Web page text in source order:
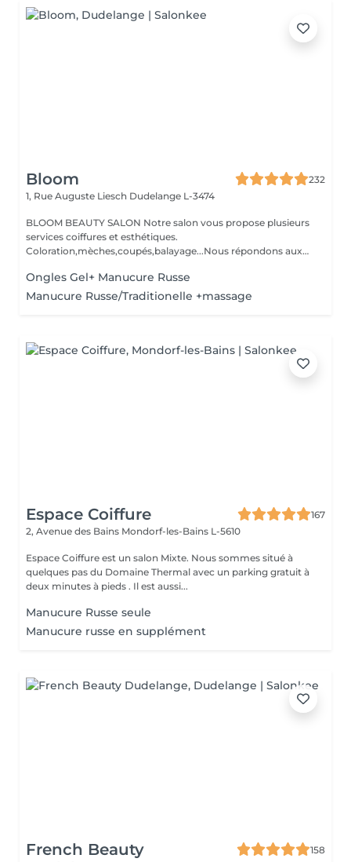
Bloom
232
1, Rue Auguste Liesch Dudelange L-3474
BLOOM BEAUTY SALON Notre salon vous propose plusieurs
services coiffures et esthétiques.
Coloration,mèches,coupés,balayage...Nous répondons aux
Ongles Gel+ Manucure Russe
Manucure Russe/Traditionelle +massage
Espace Coiffure
167
2, Avenue des Bains Mondorf-les-Bains L-5610
Espace Coiffure est un salon Mixte. Nous sommes situé à
quelques pas du Domaine Thermal avec un parking gratuit à
deux minutes à pieds . Il est aussi...
Manucure Russe seule
Manucure russe en supplément
French Beauty
158